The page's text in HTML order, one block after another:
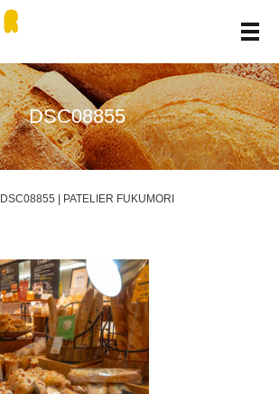
メ
DSC08855
DSC08855 | PATELIER FUKUMORI